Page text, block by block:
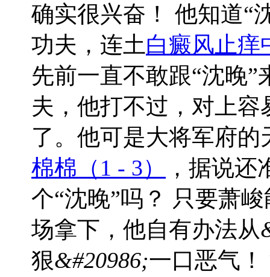
确实很兴奋！ 他知道“
功夫，连土白癜风止痒
先前一直不敢跟“沈晚”
夫，他打不过，对上
了。他可是大将军府
棉棉（1 - 3）
，据说
个“沈晚”吗？ 只要萧峻
场拿下，他自有办法从
狠&#20986;一口恶气